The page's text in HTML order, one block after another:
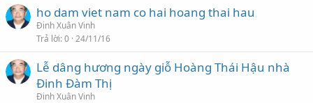
ho dam viet nam co hai hoang thai hau
Đinh Xuân Vinh
Trả lời 0 24/11/16
Lễ dâng hương ngày giỗ Hoàng Thái Hậu nhà
Đinh Đàm Thị
Đinh Xuân Vinh